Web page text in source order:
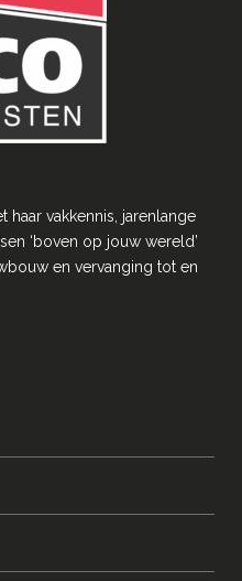
haar vakkennis, jarenlange
‘boven op jouw wereld’
en vervanging tot en